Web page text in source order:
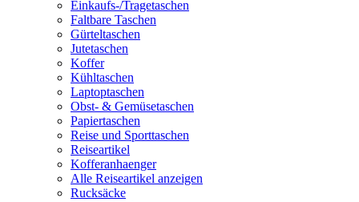
Einkaufs-/Tragetaschen
Faltbare Taschen
Gürteltaschen
Jutetaschen
Koffer
Kühltaschen
Laptoptaschen
Obst- & Gemüsetaschen
Papiertaschen
Reise und Sporttaschen
Reiseartikel
Kofferanhaenger
Alle Reiseartikel anzeigen
Rucksäcke